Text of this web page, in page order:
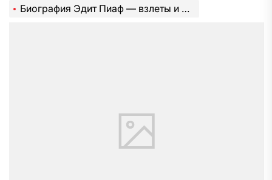
Биография Эдит Пиаф — взлеты и падения в жизни и карьере неподражаемой Французской воробышки